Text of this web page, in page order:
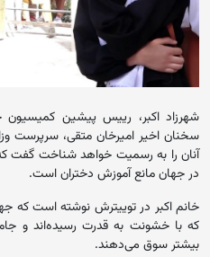
شهرزاد اکبر، رییس پیشین
سخنان اخیر امیرخان متقی، سرپرست
آنان را به رسمیت خواهد شناخت گفت
در جهان مانع آموزش دختران است.
خانم اکبر در توییترش نوشته است که
که با خشونت به قدرت رسیده‌اند و
بیشتر سوق می‌دهند.